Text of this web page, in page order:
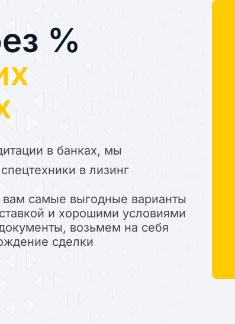
%
в банках, мы
в лизинг
самые выгодные варианты
и хорошими условиями
возьмем на себя
сделки